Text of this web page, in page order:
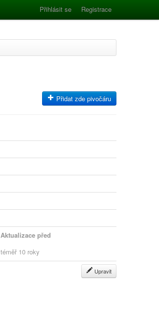
Přihlásit se Registrace
Přidat zde pivočáru
Aktualizace před
téměř 10 roky
Upravit